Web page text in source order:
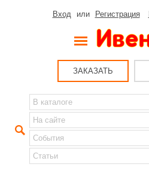
Вход или Регистрация
ЗАКАЗАТЬ